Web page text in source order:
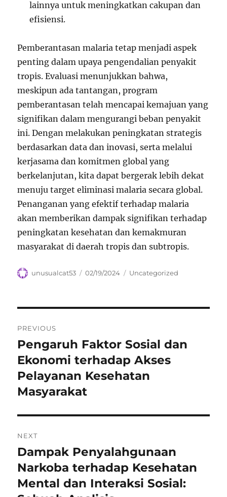
lainnya untuk meningkatkan cakupan dan
efisiensi.
Pemberantasan malaria tetap menjadi aspek
penting dalam upaya pengendalian penyakit
tropis. Evaluasi menunjukkan bahwa,
meskipun ada tantangan, program
pemberantasan telah mencapai kemajuan yang
signifikan dalam mengurangi beban penyakit
ini. Dengan melakukan peningkatan strategis
berdasarkan data dan inovasi, serta melalui
kerjasama dan komitmen global yang
berkelanjutan, kita dapat bergerak lebih dekat
menuju target eliminasi malaria secara global.
Penanganan yang efektif terhadap malaria
akan memberikan dampak signifikan terhadap
peningkatan kesehatan dan kemakmuran
masyarakat di daerah tropis dan subtropis.
Author
unusualcat53
Posted
02/19/2024 Categories
Uncategorized
pos
PREVIOUS
Previous
post:
Pengaruh Faktor Sosial dan
Ekonomi terhadap Akses
Pelayanan Kesehatan
Masyarakat
NEXT
Next
post:
Dampak Penyalahgunaan
Narkoba terhadap Kesehatan
Mental dan Interaksi Sosial: